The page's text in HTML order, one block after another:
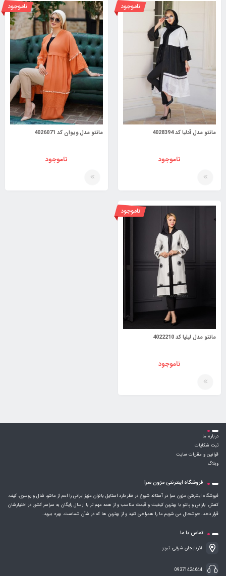
مانتو مدل آدلیا کد 4028394
ناموجود
ناموجود
مانتو مدل ویوان کد 4026071
ناموجود
ناموجود
مانتو مدل لیلیا کد 4022210
ناموجود
ناموجود
درباره ما
ثبت شکایات
قوانین و مقررات سایت
وبلاگ
فروشگاه اینترنتی مزون سرا
فروشگاه اینترنتی مزون سرا در آستانه شروع در نظر دارد استایل بانوان عزیز ایرانی را اعم از مانتو، شال و روسری، کیف،
کفش، بارانی و پالتو با بهترین کیفیت و قیمت مناسب و از همه مهم تر با ارسال رایگان به سراسر کشور در اختیارشان
قرار دهد. خوشحال می شویم ما را همراهی کنید و از بهترین ها که در شأن شماست، بهره ببرید.
تماس با ما
آذربایجان شرقی، تبریز
09371424644